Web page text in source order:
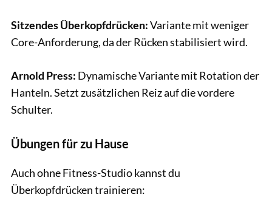
Sitzendes Überkopfdrücken:Variante mit weniger
Core-Anforderung, da der Rücken stabilisiert wird.
Arnold Press: Dynamische Variante mit Rotation der
Hanteln. Setzt zusätzlichen Reiz auf die vordere
Schulter.
Übungen für zu Hause
Auch ohne Fitness-Studio kannst du
Überkopfdrücken trainieren: